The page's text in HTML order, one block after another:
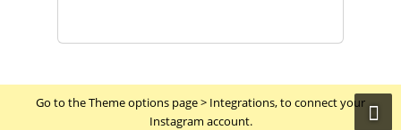
Go to the Theme options page > Integrations, to connect your
Instagram account.